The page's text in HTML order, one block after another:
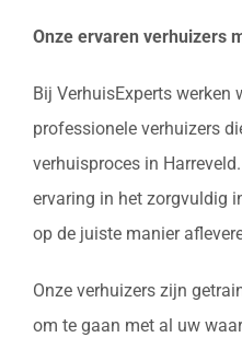
Onze ervaren verhuizers
Bij VerhuisExperts werken
professionele verhuizers
verhuisproces in
ervaring in het zorgvuldig
op de juiste manier
Onze verhuizers zijn
om te gaan met al uw